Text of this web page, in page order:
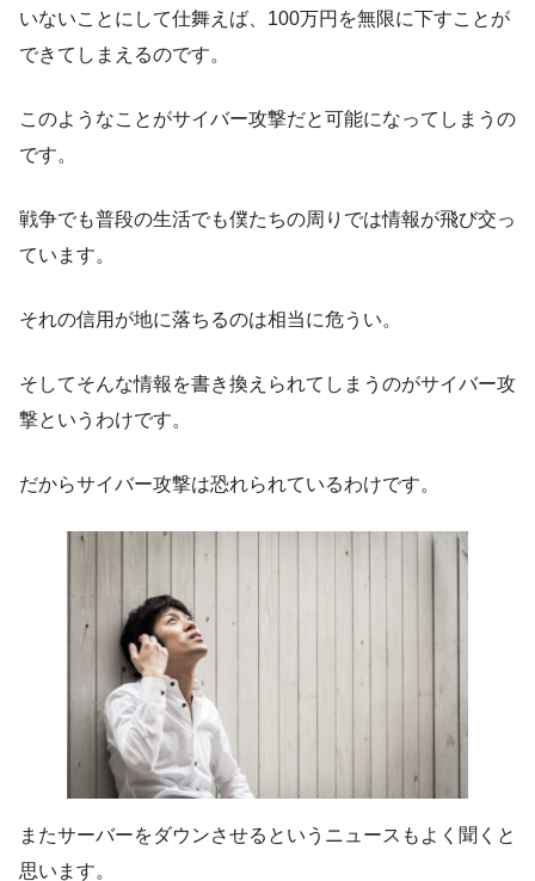
いないことにして仕舞えば、100万円を無限に下すことが
できてしまえるのです。
このようなことがサイバー攻撃だと可能になってしまうの
です。
戦争でも普段の生活でも僕たちの周りでは情報が飛び交っ
ています。
それの信用が地に落ちるのは相当に危うい。
そしてそんな情報を書き換えられてしまうのがサイバー攻
撃というわけです。
だからサイバー攻撃は恐れられているわけです。
またサーバーをダウンさせるというニュースもよく聞くと
思います。